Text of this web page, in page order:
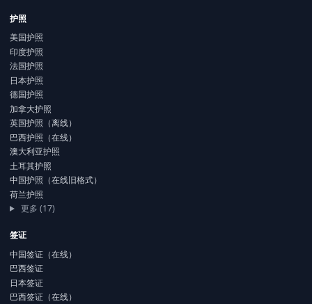
护照
美国护照
印度护照
法国护照
日本护照
德国护照
加拿大护照
英国护照（离线）
巴西护照（在线）
澳大利亚护照
土耳其护照
中国护照（在线旧格式）
荷兰护照
更多 (17)
签证
中国签证（在线）
巴西签证
日本签证
巴西签证（在线）